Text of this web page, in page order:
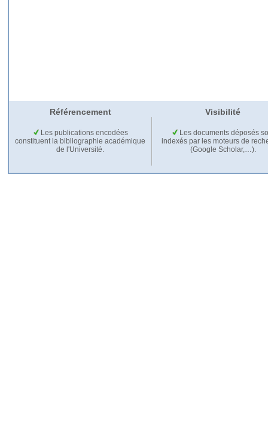
Référencement Visibilité
Les publications encodées
constituent la bibliographie académique
de l'Université.
Les documents déposés
indexés par les moteurs de
(Google Scholar,…).